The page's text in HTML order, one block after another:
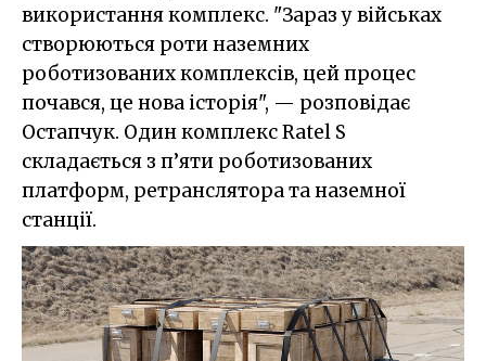
використання комплекс. "Зараз у військах
створюються роти наземних
роботизованих комплексів, цей процес
почався, це нова історія", — розповідає
Остапчук. Один комплекс Ratel S
складається з п’яти роботизованих
платформ, ретранслятора та наземної
станції.